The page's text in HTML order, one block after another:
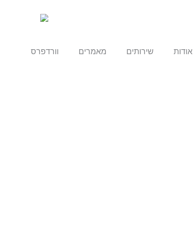
אודות שירותים מאמרים וורדפרס